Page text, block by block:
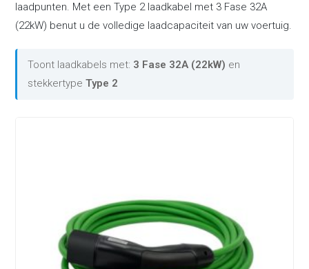
laadpunten. Met een Type 2 laadkabel met 3 Fase 32A
(22kW) benut u de volledige laadcapaciteit van uw voertuig.
Toont laadkabels met: 3 Fase 32A (22kW) en
stekkertypeType 2